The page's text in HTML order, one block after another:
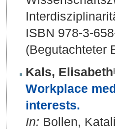
ISBN 978-3-
(Begutachteter
Kals, Elisabeth
Workplace
interests.
In: Bollen,